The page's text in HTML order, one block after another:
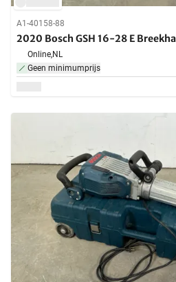
A1-40158-88
2020 Bosch GSH 16-28 E
Online,NL
Geen minimumprijs